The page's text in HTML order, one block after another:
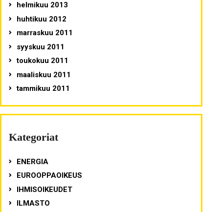
helmikuu 2013
huhtikuu 2012
marraskuu 2011
syyskuu 2011
toukokuu 2011
maaliskuu 2011
tammikuu 2011
Kategoriat
ENERGIA
EUROOPPAOIKEUS
IHMISOIKEUDET
ILMASTO